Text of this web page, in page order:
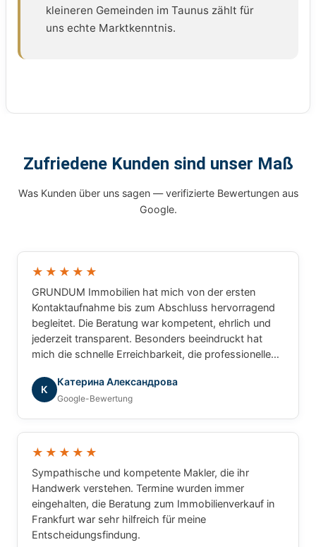
kleineren Gemeinden im Taunus zählt für
uns echte Marktkenntnis.
Zufriedene Kunden sind unser Maß
Was Kunden über uns sagen — verifizierte Bewertungen aus
Google.
★★★★★
GRUNDUM Immobilien hat mich von der ersten
Kontaktaufnahme bis zum Abschluss hervorragend
begleitet. Die Beratung war kompetent, ehrlich und
jederzeit transparent. Besonders beeindruckt hat
mich die schnelle Erreichbarkeit, die professionelle
Immobilien. Ich hatte zu jeder Zeit das Gefühl, dass
nicht einfach nur eine Immobilie vermittelt wird,
sondern dass meine persönlichen Interessen und
Wünsche im Mittelpunkt stehen. Alle Fragen wurden
verständlich beantwortet und der gesamte Ablauf
zuverlässigen, engagierten und vertrauenswürdigen
Immobilienpartner sucht, ist bei GRUNDUM
Immobilien bestens aufgehoben. Eine klare
Empfehlung – vielen Dank für die ausgezeichnete
Zusammenarbeit!
К
Катерина Александрова
Google-Bewertung
★★★★★
Sympathische und kompetente Makler, die ihr
Handwerk verstehen. Termine wurden immer
eingehalten, die Beratung zum Immobilienverkauf in
Frankfurt war sehr hilfreich für meine
Entscheidungsfindung.